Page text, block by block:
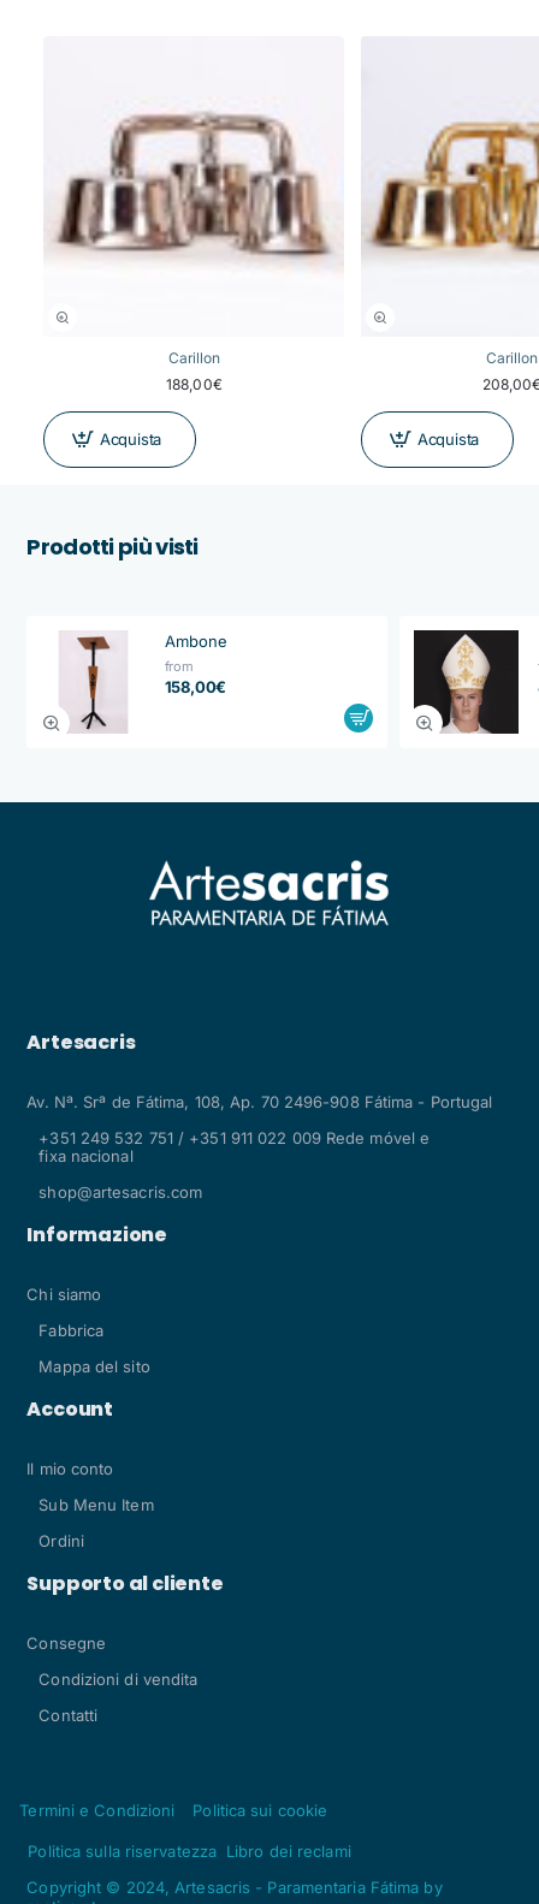
Carillon
188,00€
Acquista
Carillon
Acquista
Prodotti più visti
Ambone
from
158,00€
Artesacris
Av. Nª. Srª de Fátima, 108, Ap. 70 2496-908 Fátima - Portugal
+351 249 532 751 / +351 911 022 009 Rede móvel e
fixa nacional
shop@artesacris.com
Informazione
Chi siamo
Fabbrica
Mappa del sito
Account
Il mio conto
Sub Menu Item
Ordini
Supporto al cliente
Consegne
Condizioni di vendita
Contatti
Termini e Condizioni Politica sui cookie
Politica sulla riservatezza Libro dei reclami
Copyright © 2024, Artesacris - Paramentaria Fátima by